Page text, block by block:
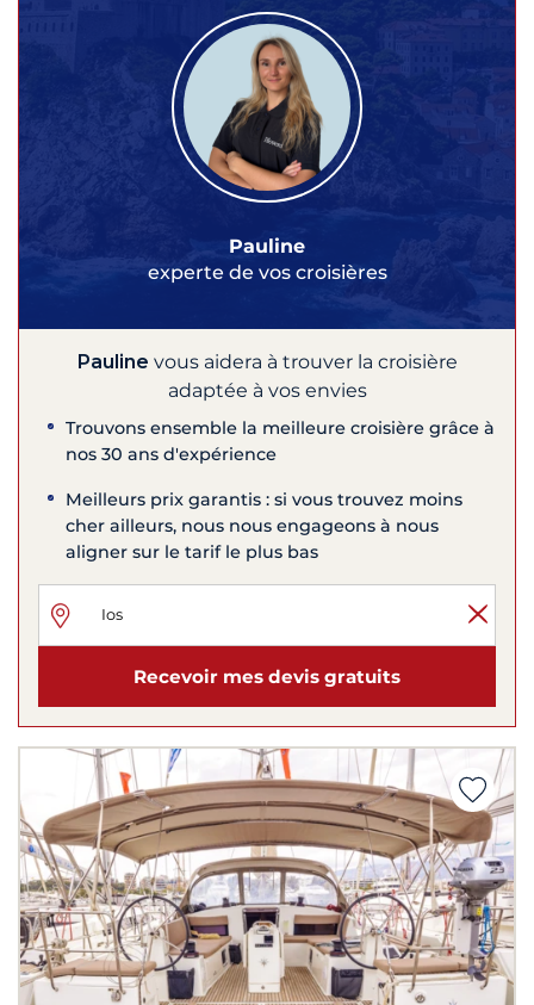
Pauline
experte de vos croisières
Pauline vous aidera à trouver la croisière
adaptée à vos envies
Trouvons ensemble la meilleure croisière grâce à
nos 30 ans d'expérience
Meilleurs prix garantis : si vous trouvez moins
cher ailleurs, nous nous engageons à nous
aligner sur le tarif le plus bas
Recevoir mes devis gratuits